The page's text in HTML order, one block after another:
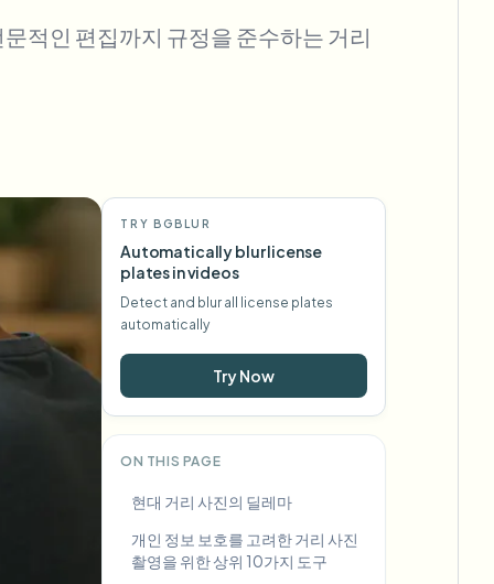
적인 편집까지 규정을 준수하는 거리
TRY BGBLUR
Automatically blur license
plates in videos
Detect and blur all license plates
automatically
Try Now
ON THIS PAGE
현대 거리 사진의 딜레마
개인 정보 보호를 고려한 거리 사진
촬영을 위한 상위 10가지 도구